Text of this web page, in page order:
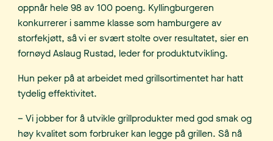
oppnår hele 98 av 100 poeng. Kyllingburgeren
konkurrerer i samme klasse som hamburgere av
storfekjøtt, så vi er svært stolte over resultatet, sier en
fornøyd Aslaug Rustad, leder for produktutvikling.
Hun peker på at arbeidet med grillsortimentet har hatt
tydelig effektivitet.
– Vi jobber for å utvikle grillprodukter med god smak og
høy kvalitet som forbruker kan legge på grillen. Så nå